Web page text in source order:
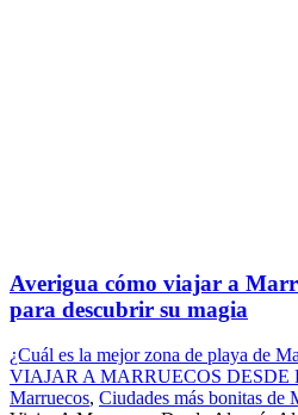
Averigua cómo viajar a
para descubrir su magia
¿Cuál es la mejor zona de playa de
VIAJAR A MARRUECOS DESDE
Marruecos, Ciudades más bonitas de